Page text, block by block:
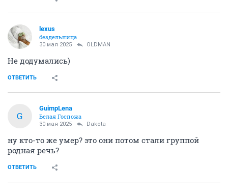
lexus
бездельница
30 мая 2025 OLDMAN
Не додумались)
ОТВЕТИТЬ
G
GuimpLena
Белая Госпожа
30 мая 2025 Dаkota
ну кто-то же умер? это они потом стали группой
родная речь?
ОТВЕТИТЬ